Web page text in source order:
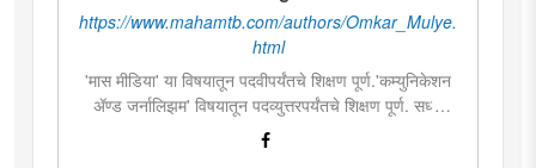
https://www.mahamtb.com/authors/Omkar_Mulye.
html
'मास मीडिया' या विषयातून पदवीपर्यंतचे शिक्षण पूर्ण.'कम्युनिकेशन
ॲण्ड जर्नालिझम' विषयातून पदव्युत्तरपर्यंतचे शिक्षण पूर्ण. सध्या
दै.'मुंबई तरुण भारत'मध्ये वेब उपसंपादक म्हणून कार्यरत. लिखाण,
संगीत, वाचन, फोटोग्राफी, इ.ची आवड.लिवोग्राफी भाषाशैलीत